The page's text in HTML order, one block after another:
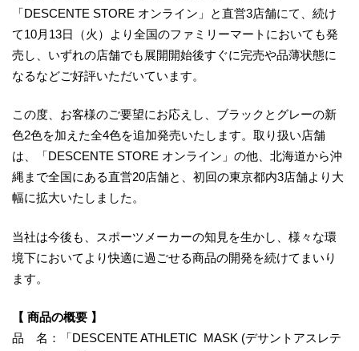
「DESCENTE STORE オンライン」と直営3店舗にて、続け
て10月13日（火）より全国のファミリーマートにおいても発
売し、いずれの店舗でも展開開始後すぐに完売や品薄状態に
なるなどご好評いただいています。
この度、お客様のご要望にお応えし、ブラックとグレーの新
色2色を加えた全4色を追加発売いたします。取り扱い店舗
は、「DESCENTE STORE オンライン」の他、北海道から沖
縄まで全国にある直営20店舗と、初回の東京都内3店舗より大
幅に拡大いたしました。
当社は今後も、スポーツメーカーの知見を生かし、様々な環
境下においてより快適に過ごせる商品の開発を続けてまいり
ます。
【 商品の概要 】
品 名：「DESCENTE ATHLETIC MASK (デサントアスレテ